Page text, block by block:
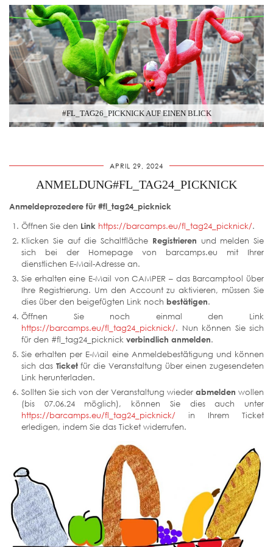
#FL_TAG26_PICKNICK AUF EINEN BLICK
APRIL 29, 2024
ANMELDUNG#FL_TAG24_PICKNICK
Anmeldeprozedere für #fl_tag24_picknick
Öffnen Sie den Link https://barcamps.eu/fl_tag24_picknick/.
Klicken Sie auf die Schaltfläche Registrieren und melden Sie
sich bei der Homepage von barcamps.eu mit Ihrer
dienstlichen E-Mail-Adresse an.
Sie erhalten eine E-Mail von CAMPER – das Barcamptool über
Ihre Registrierung. Um den Account zu aktivieren, müssen Sie
dies über den beigefügten Link noch bestätigen.
Öffnen Sie noch einmal den Link
https://barcamps.eu/fl_tag24_picknick/. Nun können Sie sich
für den #fl_tag24_picknick verbindlich anmelden.
Sie erhalten per E-Mail eine Anmeldebestätigung und können
sich das Ticketfür die Veranstaltung über einen zugesendeten
Link herunterladen.
Sollten Sie sich von der Veranstaltung wieder abmelden wollen
(bis 07.06.24 möglich), können Sie dies auch unter
https://barcamps.eu/fl_tag24_picknick/ in Ihrem Ticket
erledigen, indem Sie das Ticket widerrufen.